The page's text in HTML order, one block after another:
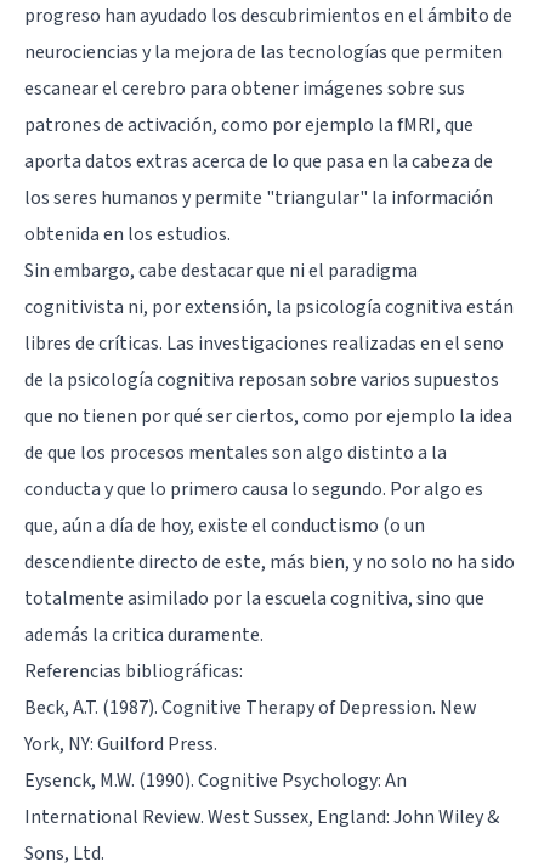
progreso han ayudado los descubrimientos en el ámbito de
neurociencias y la mejora de las tecnologías que permiten
escanear el cerebro para obtener imágenes sobre sus
patrones de activación, como por ejemplo la fMRI, que
aporta datos extras acerca de lo que pasa en la cabeza de
los seres humanos y permite "triangular" la información
obtenida en los estudios.
Sin embargo, cabe destacar que ni el paradigma
cognitivista ni, por extensión, la psicología cognitiva están
libres de críticas. Las investigaciones realizadas en el seno
de la psicología cognitiva reposan sobre varios supuestos
que no tienen por qué ser ciertos, como por ejemplo la idea
de que los procesos mentales son algo distinto a la
conducta y que lo primero causa lo segundo. Por algo es
que, aún a día de hoy, existe el conductismo (o un
descendiente directo de este, más bien, y no solo no ha sido
totalmente asimilado por la escuela cognitiva, sino que
además la critica duramente.
Referencias bibliográficas:
Beck, A.T. (1987). Cognitive Therapy of Depression. New
York, NY: Guilford Press.
Eysenck, M.W. (1990). Cognitive Psychology: An
International Review. West Sussex, England: John Wiley &
Sons, Ltd.